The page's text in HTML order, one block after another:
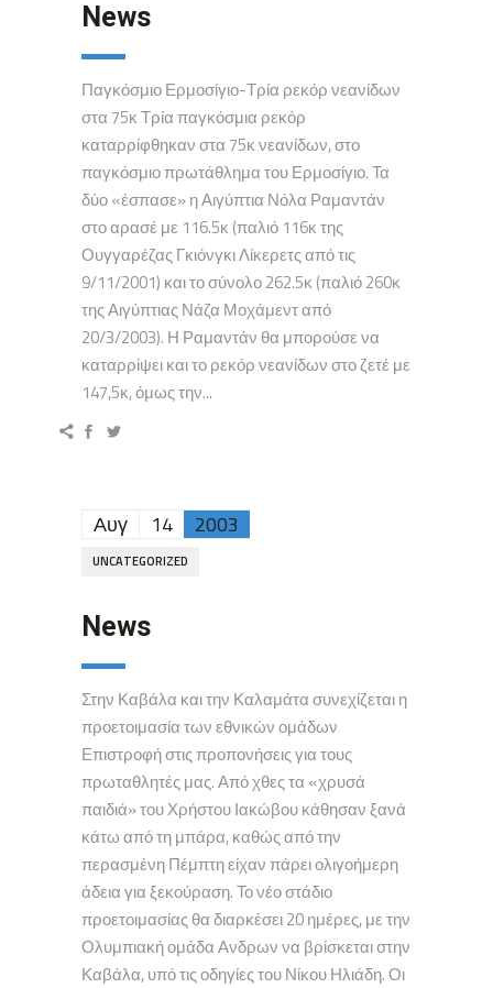
News
Παγκόσμιο Ερμοσίγιο-Τρία ρεκόρ νεανίδων
στα 75κ Τρία παγκόσμια ρεκόρ
καταρρίφθηκαν στα 75κ νεανίδων, στο
παγκόσμιο πρωτάθλημα του Ερμοσίγιο. Τα
δύο «έσπασε» η Αιγύπτια Νόλα Ραμαντάν
στο αρασέ με 116.5κ (παλιό 116κ της
Ουγγαρέζας Γκιόνγκι Λίκερετς από τις
9/11/2001) και το σύνολο 262.5κ (παλιό 260κ
της Αιγύπτιας Νάζα Μοχάμεντ από
20/3/2003). Η Ραμαντάν θα μπορούσε να
καταρρίψει και το ρεκόρ νεανίδων στο ζετέ με
147,5κ, όμως την...
Αυγ 14 2003
UNCATEGORIZED
News
Στην Καβάλα και την Καλαμάτα συνεχίζεται η
προετοιμασία των εθνικών ομάδων
Επιστροφή στις προπονήσεις για τους
πρωταθλητές μας. Από χθες τα «χρυσά
παιδιά» του Χρήστου Ιακώβου κάθησαν ξανά
κάτω από τη μπάρα, καθώς από την
περασμένη Πέμπτη είχαν πάρει ολιγοήμερη
άδεια για ξεκούραση. Το νέο στάδιο
προετοιμασίας θα διαρκέσει 20 ημέρες, με την
Ολυμπιακή ομάδα Ανδρων να βρίσκεται στην
Καβάλα, υπό τις οδηγίες του Νίκου Ηλιάδη. Οι